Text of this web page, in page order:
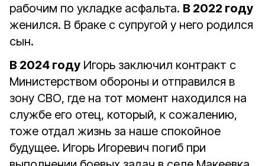
рабочим по укладке асфальта. В 2022 году
женился. В браке с супругой у него родился
сын.
В 2024 году Игорь заключил контракт с
Министерством обороны и отправился в
зону СВО, где на тот момент находился на
службе его отец, который, к сожалению,
тоже отдал жизнь за наше спокойное
будущее. Игорь Игоревич погиб при